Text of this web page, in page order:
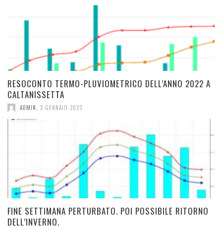
RESOCONTO TERMO-PLUVIOMETRICO DELL’ANNO 2022 A
CALTANISSETTA
ADMIN 2 GENNAIO 2023
FINE SETTIMANA PERTURBATO. POI POSSIBILE RITORNO
DELL’INVERNO.